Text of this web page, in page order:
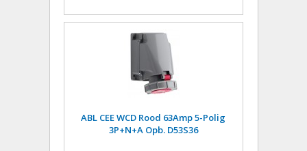
ABL CEE WCD Rood 63Amp 5-Polig
3P+N+A Opb. D53S36